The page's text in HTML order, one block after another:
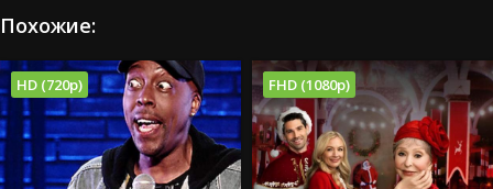
Похожие:
HD (720p) FHD (1080p)